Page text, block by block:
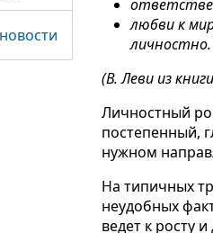
любви к
(В. Леви из
Личностный
постепенный,
нужном
На типичных
неудобных
ведет к росту